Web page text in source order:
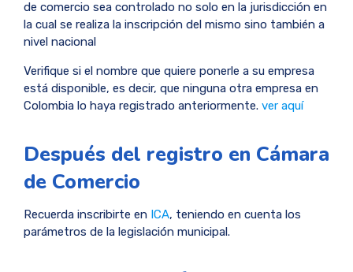
de comercio sea controlado no solo en la jurisdicción en
la cual se realiza la inscripción del mismo sino también a
nivel nacional
Verifique si el nombre que quiere ponerle a su empresa
está disponible, es decir, que ninguna otra empresa en
Colombia lo haya registrado anteriormente. ver aquí
Después del registro en Cámara
de Comercio
Recuerda inscribirte en ICA, teniendo en cuenta los
parámetros de la legislación municipal.